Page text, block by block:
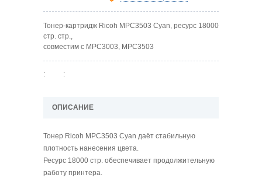
Тонер-картридж Ricoh MPC3503 Cyan, ресурс 18000
стр. стр.,
совместим с MPC3003, MPC3503
: :
ОПИСАНИЕ
Тонер Ricoh MPC3503 Cyan даёт стабильную
плотность нанесения цвета.
Ресурс 18000 стр. обеспечивает продолжительную
работу принтера.